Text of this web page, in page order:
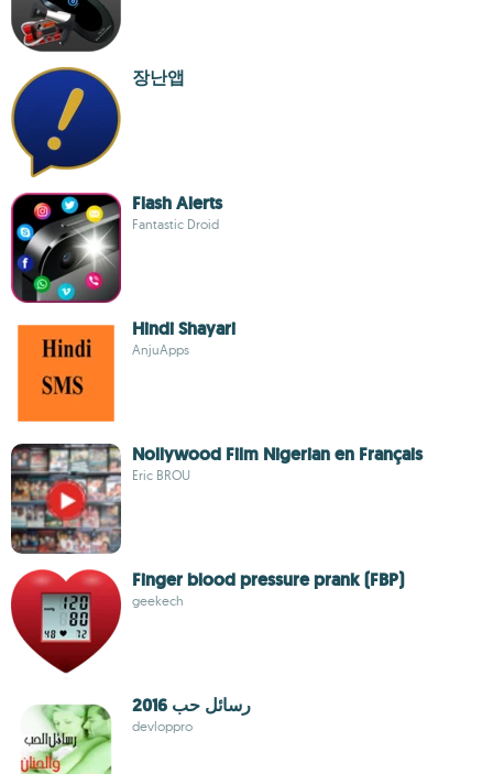
장난앱
Flash Alerts
Fantastic Droid
Hindi Shayari
AnjuApps
Nollywood Film Nigerian en Français
Eric BROU
Finger blood pressure prank (FBP)
geekech
رسائل حب 2016
devloppro